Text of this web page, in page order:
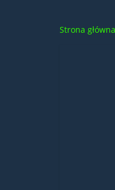
Strona główna